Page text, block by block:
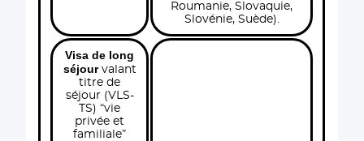
Roumanie, Slovaquie,
Slovénie, Suède).
Visa de long
séjourvalant
titre de
séjour (VLS-
TS) “vie
privée et
familiale”